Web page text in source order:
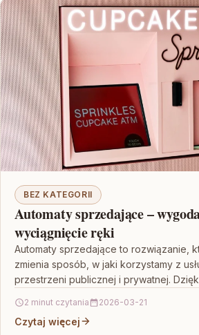
BEZ KATEGORII
Automaty sprzedające –
wyciągnięcie ręki
Automaty sprzedające to rozwiązanie,
zmienia sposób, w jaki korzystamy z
przestrzeni publicznej i prywatnej.
2 minut czytania 2026-03-21
Czytaj więcej